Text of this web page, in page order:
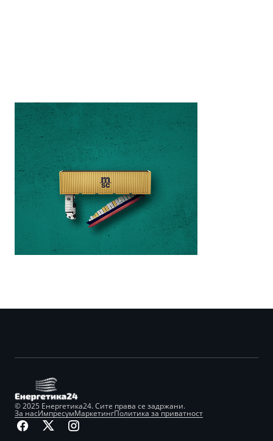
© 2025 Енергетика24. Сите права се задржани.
За насИмпресумМаркетингПолитика за приватност